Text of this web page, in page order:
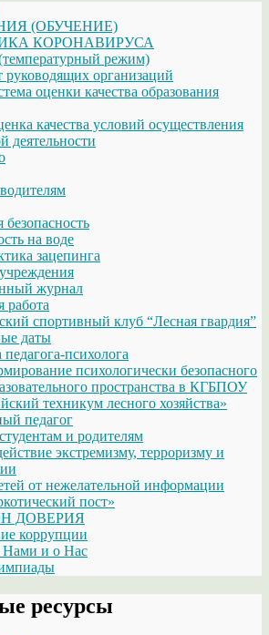
(ОБУЧЕНИЕ)
КОРОНАВИРУСА
режим)
организаций
оценки качества образования
качества условий осуществления
деятельности
на воде
зацепинга
журнал
работа
спортивный клуб “Лесная гвардия”
даты
психолога
психологически безопасного
пространства в КГБПОУ
техникум лесного хозяйства»
педагог
и родителям
экстремизму, терроризму и
от нежелательной информации
пост»
ДОВЕРИЯ
коррупции
Нами и о Нас
ресурсы